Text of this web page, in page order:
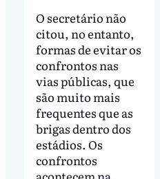
O secretário não
citou, no entanto,
formas de evitar os
confrontos nas
vias públicas, que
são muito mais
frequentes que as
brigas dentro dos
estádios. Os
confrontos